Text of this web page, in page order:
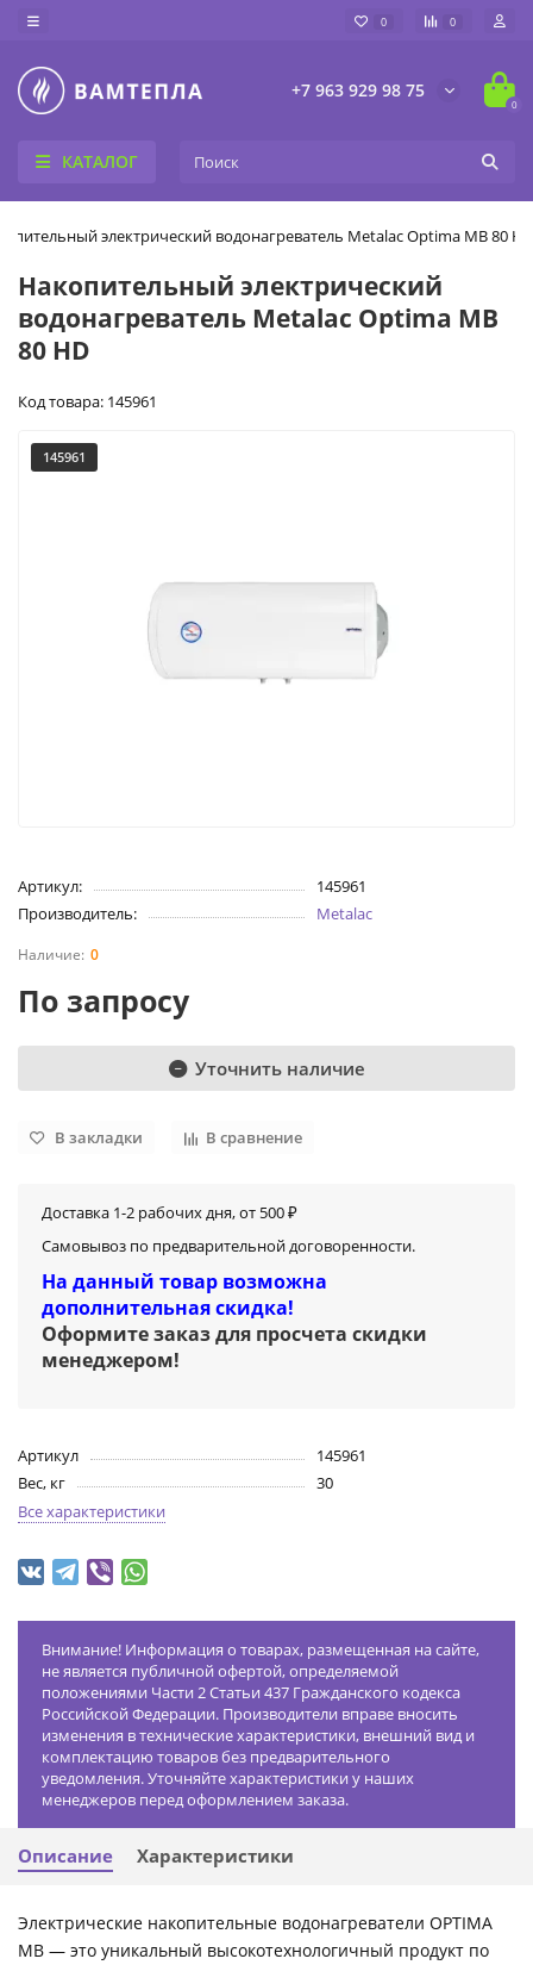
0 0
+7 963 929 98 75
0
КАТАЛОГ
электрический водонагреватель Metalac Optima MB 80 HD
Накопительный электрический
водонагреватель Metalac Optima MB
80 HD
Код товара: 145961
145961
Артикул:
145961
Производитель:
Metalac
0
По запросу
Уточнить наличие
В закладки В сравнение
Доставка 1-2 рабочих дня, от 500 ₽
Самовывоз по предварительной договоренности.
На данный товар возможна
дополнительная скидка!
Оформите заказ для просчета скидки
менеджером!
Артикул
145961
Вес, кг
30
Все характеристики
Внимание! Информация о товарах, размещенная на сайте,
не является публичной офертой, определяемой
положениями Части 2 Статьи 437 Гражданского кодекса
Российской Федерации. Производители вправе вносить
изменения в технические характеристики, внешний вид и
комплектацию товаров без предварительного
уведомления. Уточняйте характеристики у наших
менеджеров перед оформлением заказа.
Описание Характеристики
Электрические накопительные водонагреватели OPTIMA
MB — это уникальный высокотехнологичный продукт по